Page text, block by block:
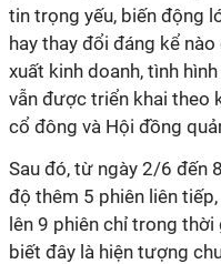
tin trọng yếu, biến động
hay thay đổi đáng kể
xuất kinh doanh, tình
vẫn được triển khai theo
cổ đông và Hội đồng
Sau đó, từ ngày 2/6 đến
độ thêm 5 phiên liên
lên 9 phiên chỉ trong
biết đây là hiện tượng